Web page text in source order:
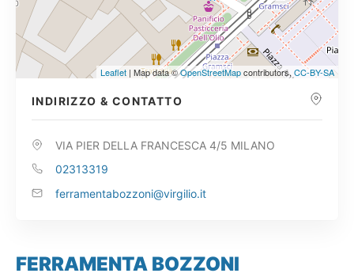
Leaflet | Map data ©OpenStreetMapcontributors, CC-BY-SA
INDIRIZZO & CONTATTO
VIA PIER DELLA FRANCESCA 4/5 MILANO
02313319
ferramentabozzoni@virgilio.it
FERRAMENTA BOZZONI